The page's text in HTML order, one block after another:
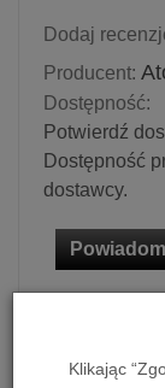
Dodaj
Producent:
Dostępność:
Potwierdź
Dostępność
dostawcy.
Klikając